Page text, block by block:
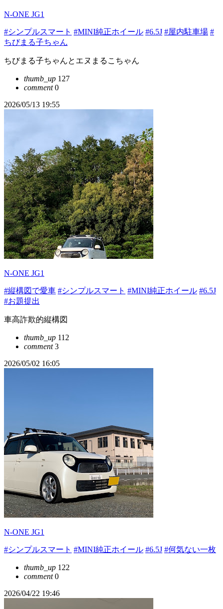
N-ONE JG1
#シンプルスマート #MINI純正ホイール #6.5J #屋内駐車場 #
ちびまる子ちゃん
ちびまる子ちゃんとエヌまるこちゃん
thumb_up 127
comment0
2026/05/13 19:55
N-ONE JG1
#縦構図で愛車 #シンプルスマート #MINI純正ホイール #6.5J
#お題提出
車高詐欺的縦構図
thumb_up 112
comment3
2026/05/02 16:05
N-ONE JG1
#シンプルスマート #MINI純正ホイール #6.5J #何気ない一枚
thumb_up 122
comment0
2026/04/22 19:46